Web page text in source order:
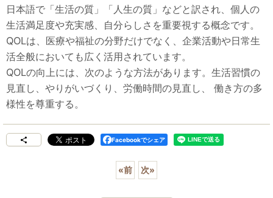
日本語で「生活の質」「人生の質」などと訳され、個人の
生活満足度や充実感、自分らしさを重要視する概念です。
QOLは、医療や福祉の分野だけでなく、企業活動や日常生
活全般においても広く活用されています。
QOLの向上には、次のような方法があります。生活習慣の
見直し、やりがいづくり、労働時間の見直し、 働き方の多
様性を尊重する。
Facebookでシェア
«前 次»